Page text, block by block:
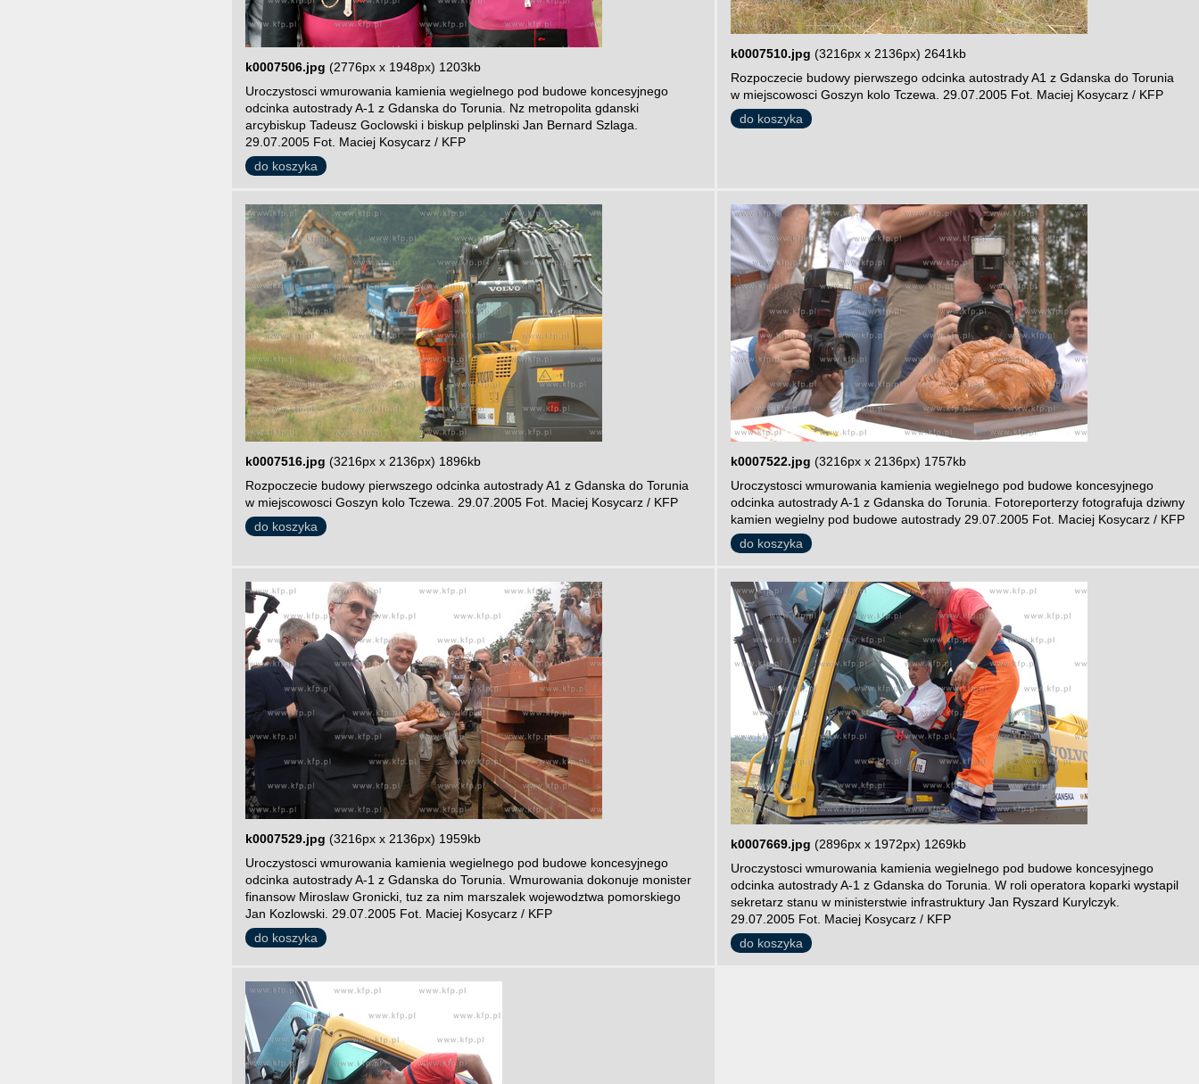
k0007506.jpg (2776px x 1948px) 1203kb
Uroczystosci wmurowania kamienia wegielnego pod budowe koncesyjnego
odcinka autostrady A-1 z Gdanska do Torunia. Nz metropolita gdanski
arcybiskup Tadeusz Goclowski i biskup pelplinski Jan Bernard Szlaga.
29.07.2005 Fot. Maciej Kosycarz / KFP
do koszyka
k0007510.jpg (3216px x 2136px) 2641kb
Rozpoczecie budowy pierwszego odcinka autostrady A1 z Gdanska do Torunia
w miejscowosci Goszyn kolo Tczewa. 29.07.2005 Fot. Maciej Kosycarz / KFP
do koszyka
k0007516.jpg (3216px x 2136px) 1896kb
Rozpoczecie budowy pierwszego odcinka autostrady A1 z Gdanska do Torunia
w miejscowosci Goszyn kolo Tczewa. 29.07.2005 Fot. Maciej Kosycarz / KFP
do koszyka
k0007522.jpg (3216px x 2136px) 1757kb
Uroczystosci wmurowania kamienia wegielnego pod budowe koncesyjnego
odcinka autostrady A-1 z Gdanska do Torunia. Fotoreporterzy fotografuja dziwny
kamien wegielny pod budowe autostrady 29.07.2005 Fot. Maciej Kosycarz / KFP
do koszyka
k0007529.jpg (3216px x 2136px) 1959kb
Uroczystosci wmurowania kamienia wegielnego pod budowe koncesyjnego
odcinka autostrady A-1 z Gdanska do Torunia. Wmurowania dokonuje monister
finansow Miroslaw Gronicki, tuz za nim marszalek wojewodztwa pomorskiego
Jan Kozlowski. 29.07.2005 Fot. Maciej Kosycarz / KFP
do koszyka
k0007669.jpg (2896px x 1972px) 1269kb
Uroczystosci wmurowania kamienia wegielnego pod budowe koncesyjnego
odcinka autostrady A-1 z Gdanska do Torunia. W roli operatora koparki wystapil
sekretarz stanu w ministerstwie infrastruktury Jan Ryszard Kurylczyk.
29.07.2005 Fot. Maciej Kosycarz / KFP
do koszyka